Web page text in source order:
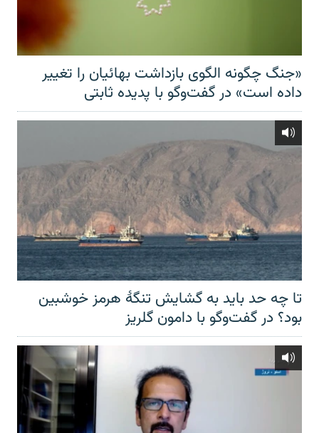
«جنگ چگونه الگوی بازداشت بهائیان را تغییر
داده است» در گفت‌وگو با پدیده ثابتی
تا چه حد باید به گشایش تنگهٔ هرمز خوشبین
بود؟ در گفت‌وگو با دامون گلریز